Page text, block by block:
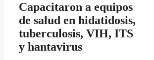
Capacitaron a equipos
de salud en hidatidosis,
tuberculosis, VIH, ITS
y hantavirus